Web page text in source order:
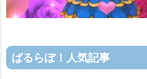
ばるらぼ！人気記事